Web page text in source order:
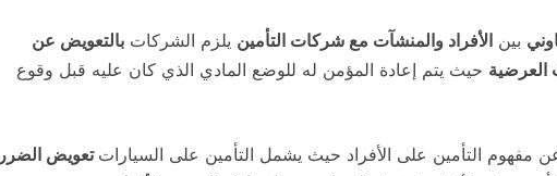
بين الأفراد والمنشآت مع شركات التأمين يلزم الشركات بالتعويض عن
العرضية حيث يتم إعادة المؤمن له للوضع المادي الذي كان عليه قبل وقوع
مفهوم التأمين على الأفراد حيث يشمل التأمين على السيارات تعويض الضرر